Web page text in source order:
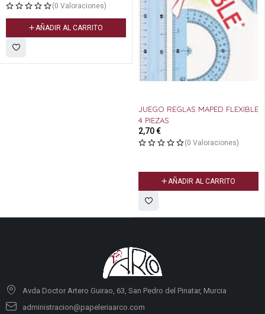
(0 Valoraciones)
AÑADIR AL CARRITO
JUEGO REGLAS MAPED FLEXIBLE
4 PIEZAS
2,70€
(0 Valoraciones)
AÑADIR AL CARRITO
Avda Doctor Artero Guirao, 63, San Pedro del Pinatar, Murcia
administracion@papeleriaarco.com